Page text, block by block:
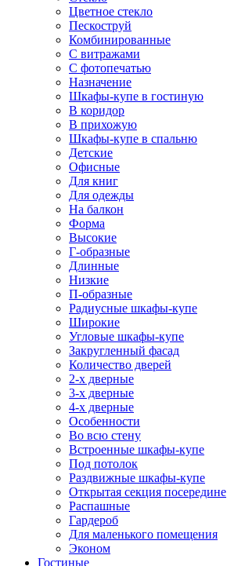
Цветное стекло
Пескоструй
Комбинированные
С витражами
С фотопечатью
Назначение
Шкафы-купе в гостиную
В коридор
В прихожую
Шкафы-купе в спальню
Детские
Офисные
Для книг
Для одежды
На балкон
Форма
Высокие
Г-образные
Длинные
Низкие
П-образные
Радиусные шкафы-купе
Широкие
Угловые шкафы-купе
Закругленный фасад
Количество дверей
2-х дверные
3-х дверные
4-х дверные
Особенности
Во всю стену
Встроенные шкафы-купе
Под потолок
Раздвижные шкафы-купе
Открытая секция посередине
Распашные
Гардероб
Для маленького помещения
Эконом
Гостиные